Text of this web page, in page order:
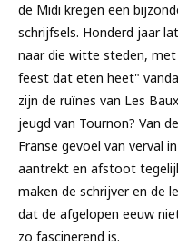
de Midi kregen een
schrijfsels. Honderd jaar
naar die witte steden,
feest dat eten heet"
zijn de ruïnes van Les
jeugd van Tournon? Van
Franse gevoel van verval
aantrekt en afstoot
maken de schrijver en de
dat de afgelopen eeuw
zo fascinerend is.